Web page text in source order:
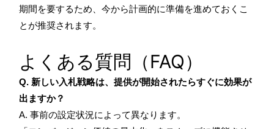
期間を要するため、今から計画的に準備を進めておくこ
とが推奨されます。
よくある質問（FAQ）
Q. 新しい入札戦略は、提供が開始されたらすぐに効果が
出ますか？
A. 事前の設定状況によって異なります。